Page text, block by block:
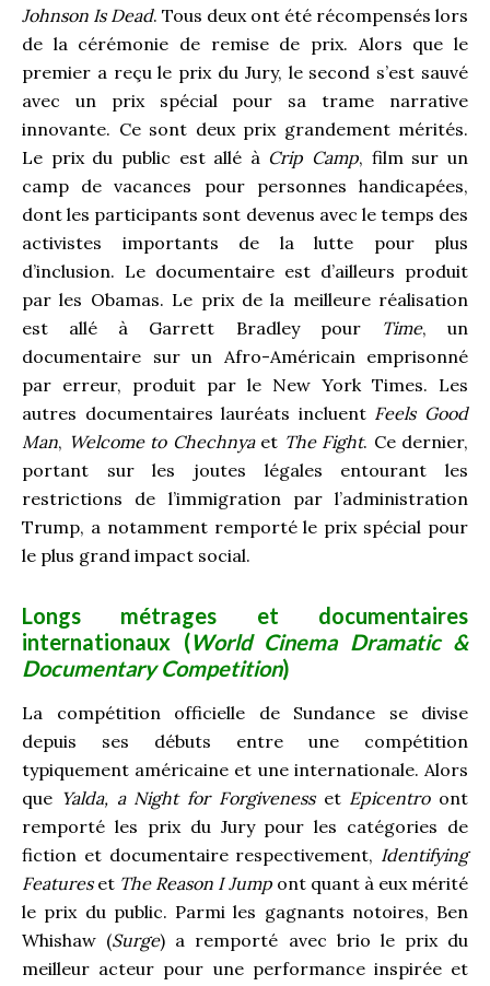
Johnson Is Dead. Tous deux ont été récompensés lors
de la cérémonie de remise de prix. Alors que le
premier a reçu le prix du Jury, le second s’est sauvé
avec un prix spécial pour sa trame narrative
innovante. Ce sont deux prix grandement mérités.
Le prix du public est allé à Crip Camp, film sur un
camp de vacances pour personnes handicapées,
dont les participants sont devenus avec le temps des
activistes importants de la lutte pour plus
d’inclusion. Le documentaire est d’ailleurs produit
par les Obamas. Le prix de la meilleure réalisation
est allé à Garrett Bradley pour
Time, un
documentaire sur un Afro-Américain emprisonné
par erreur, produit par le New York Times. Les
autres documentaires lauréats incluent Feels Good
Man, Welcome to Chechnyaet The Fight. Ce dernier,
portant sur les joutes légales entourant les
restrictions de l’immigration par l’administration
Trump, a notamment remporté le prix spécial pour
le plus grand impact social.
Longs métrages et documentaires
internationaux (World Cinema Dramatic &
Documentary Competition)
La compétition officielle de Sundance se divise
depuis ses débuts entre une compétition
typiquement américaine et une internationale. Alors
que Yalda, a Night for Forgiveness et Epicentroont
remporté les prix du Jury pour les catégories de
fiction et documentaire respectivement, Identifying
Features et The Reason I Jumpont quant à eux mérité
le prix du public. Parmi les gagnants notoires, Ben
Whishaw (Surge) a remporté avec brio le prix du
meilleur acteur pour une performance inspirée et